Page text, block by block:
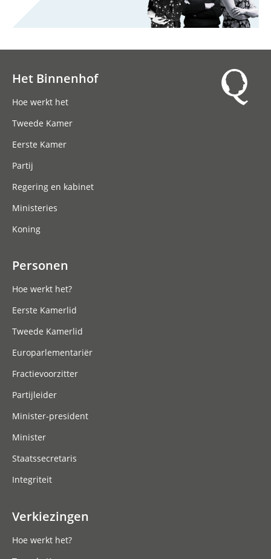
Het Binnenhof
Hoe werkt het
Tweede Kamer
Eerste Kamer
Partij
Regering en kabinet
Ministeries
Koning
Personen
Hoe werkt het?
Eerste Kamerlid
Tweede Kamerlid
Europarlementariër
Fractievoorzitter
Partijleider
Minister-president
Minister
Staatssecretaris
Integriteit
Verkiezingen
Hoe werkt het?